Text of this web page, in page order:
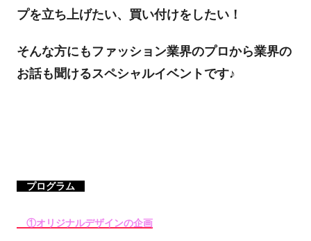
プを立ち上げたい、買い付けをしたい！
そんな方にもファッション業界のプロから業界の
お話も聞けるスペシャルイベントです♪
プログラム
①オリジナルデザインの企画